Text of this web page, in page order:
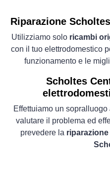
Riparazione
Utilizziamo solo ricambi
con il tuo elettrodomestico
funzionamento e le
Scholtes
Effettuiamo un sopralluogo
valutare il problema ed
prevedere la